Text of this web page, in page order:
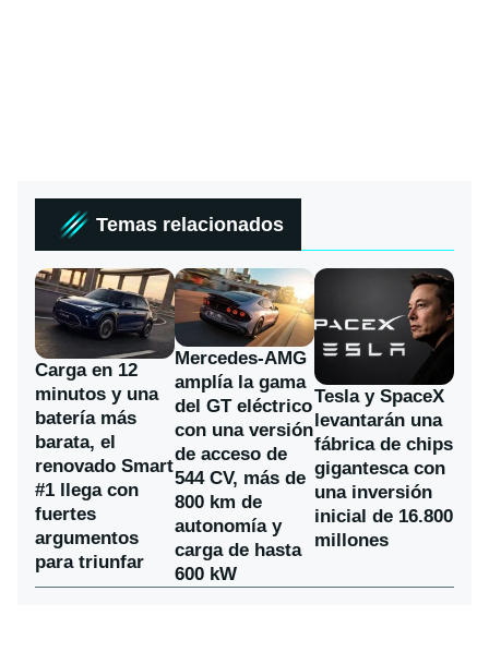
Temas relacionados
Carga en 12
minutos y una
batería más
barata, el
renovado Smart
#1 llega con
fuertes
argumentos
para triunfar
Mercedes-AMG
amplía la gama
del GT eléctrico
con una versión
de acceso de
544 CV, más de
800 km de
autonomía y
carga de hasta
600 kW
Tesla y SpaceX
levantarán una
fábrica de chips
gigantesca con
una inversión
inicial de 16.800
millones